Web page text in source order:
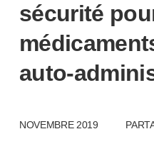
Unistik®
VacuFlip
Tests auprès des
Unistik
3
Unistik Touch
Autolet
Plus
sécurité
auto-
NOVEMBRE 2019